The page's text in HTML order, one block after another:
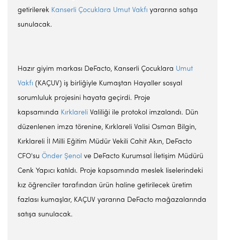
getirilerek Kanserli Çocuklara Umut Vakfı yararına satışa
sunulacak.
Hazır giyim markası DeFacto, Kanserli Çocuklara Umut
Vakfı (KAÇUV) iş birliğiyle Kumaştan Hayaller sosyal
sorumluluk projesini hayata geçirdi. Proje
kapsamında Kırklareli Valiliği ile protokol imzalandı. Dün
düzenlenen imza törenine, Kırklareli Valisi Osman Bilgin,
Kırklareli İl Milli Eğitim Müdür Vekili Cahit Akın, DeFacto
CFO'su Önder Şenol ve DeFacto Kurumsal İletişim Müdürü
Cenk Yapıcı katıldı. Proje kapsamında meslek liselerindeki
kız öğrenciler tarafından ürün haline getirilecek üretim
fazlası kumaşlar, KAÇUV yararına DeFacto mağazalarında
satışa sunulacak.